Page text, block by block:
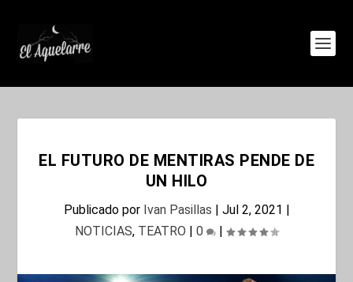
EL FUTURO DE MENTIRAS PENDE DE
UN HILO
Publicado por Ivan Pasillas | Jul 2, 2021 |
NOTICIAS, TEATRO | 0 |